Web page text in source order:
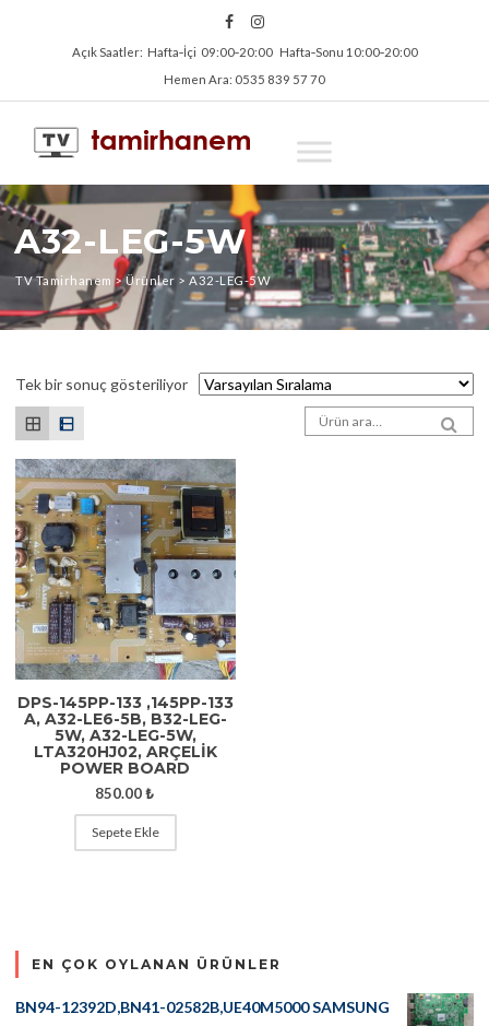
Açık Saatler: Hafta‑İçi 09:00‑20:00 Hafta‑Sonu 10:00‑20:00
Hemen Ara: 0535 839 57 70
A32-LEG-5W
TV Tamirhanem >Ürünler > A32-LEG-5W
Tek bir sonuç gösteriliyor
Arama sonuçları:
DPS-145PP-133 ,145PP-133
A, A32-LE6-5B, B32-LEG-
5W, A32-LEG-5W,
LTA320HJ02, ARÇELİK
POWER BOARD
850.00₺
Sepete Ekle
EN ÇOK OYLANAN ÜRÜNLER
BN94-12392D,BN41-02582B,UE40M5000 SAMSUNG